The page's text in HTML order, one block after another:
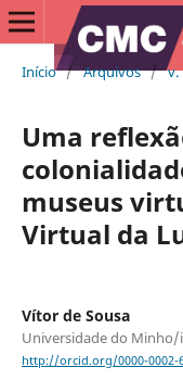
Início / Arquivos / v.
Uma
museus
Virtual da
Vítor de Sousa
Universidade do
http://orcid.org/0000-0002-